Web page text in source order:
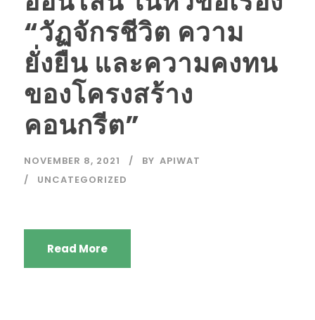
“วัฏจักรชีวิต ความ
ยั่งยืน และความคงทน
ของโครงสร้าง
คอนกรีต”
NOVEMBER 8, 2021 BY APIWAT
UNCATEGORIZED
Read More